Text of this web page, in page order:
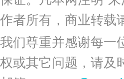
作者所有，商业转载
我们尊重并感谢每一
权或其它问题，请及